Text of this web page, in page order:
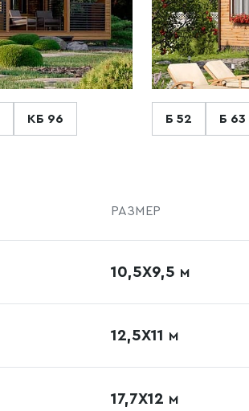
КБ 96 Б 52 Б 63
РАЗМЕР
10,5Х9,5 М
12,5Х11 М
17,7Х12 М